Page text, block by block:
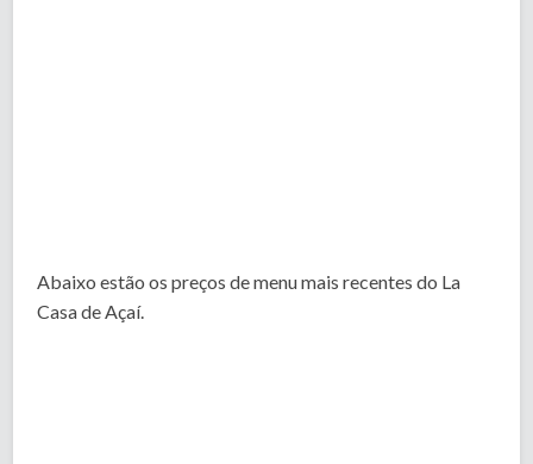
Abaixo estão os preços de menu mais recentes do La
Casa de Açaí.